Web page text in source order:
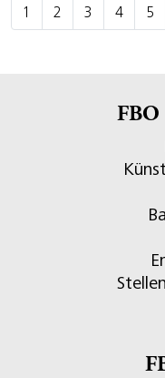
1 2 3 4 5
FBO